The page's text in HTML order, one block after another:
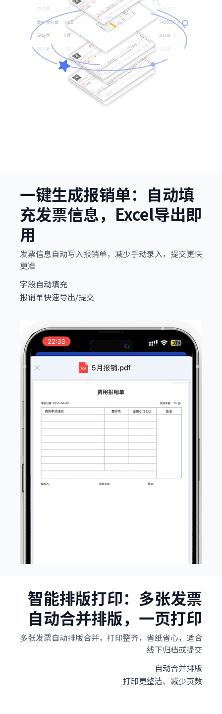
一键生成报销单：自动填
充发票信息，Excel导出即
用
发票信息自动写入报销单，减少手动录入，提交更快
更准
字段自动填充
报销单快速导出/提交
智能排版打印：多张发票
自动合并排版，一页打印
多张发票自动排版合并，打印整齐，省纸省心，适合
线下归档或提交
自动合并排版
打印更整洁、减少页数